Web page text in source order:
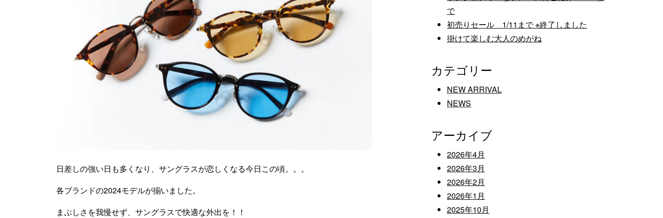
日差しの強い日も多くなり、サングラスが恋しくなる今日この頃。。。
各ブランドの2024モデルが揃いました。
まぶしさを我慢せず、サングラスで快適な外出を！！
で
初売りセール 1/11まで ※終了しました
掛けて楽しむ大人のめがね
カテゴリー
NEW ARRIVAL
NEWS
アーカイブ
2026年4月
2026年3月
2026年2月
2026年1月
2025年10月